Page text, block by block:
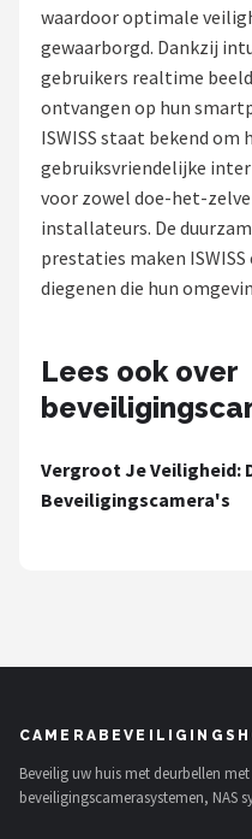
NAS
Shop
POPULAIRE MERKEN
Eufy
Home-Locking
Reolink
EZVIZ
Hikvision
TP-Link
Alle merken →
waardoor optimale
gewaarborgd. Dankzij
gebruikers realtime
ontvangen op hun
ISWISS staat bekend
gebruiksvriendelijke
voor zowel doe-het-
installateurs. De
prestaties maken
diegenen die hun
Lees ook over
Vergroot Je Veiligheid:
Beveiligingscamera's
Beveilig uw huis met deurbellen
beveiligingscamerasystemen, NAS